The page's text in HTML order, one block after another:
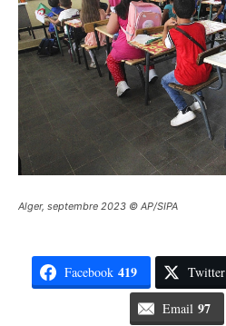
Alger, septembre 2023 © AP/SIPA
Facebook 419 Twitter
Email 97